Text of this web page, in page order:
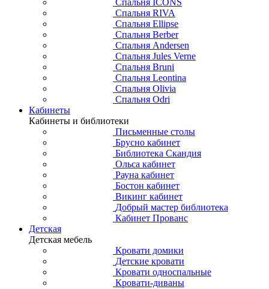
Спальня RIVA
Спальня Ellipse
Спальня Berber
Спальня Andersen
Спальня Jules Verne
Спальня Bruni
Спальня Leontina
Спальня Olivia
Спальня Odri
Кабинеты
Кабинеты и библиотеки
Письменные столы
Брусно кабинет
Библиотека Скандия
Ольса кабинет
Рауна кабинет
Бостон кабинет
Викинг кабинет
Добрый мастер библиотека
Кабинет Прованс
Детская
Детская мебель
Кровати домики
Детские кровати
Кровати односпальные
Кровати-диваны